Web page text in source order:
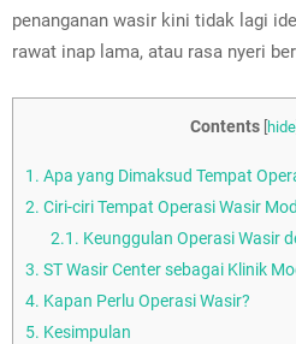
penanganan wasir kini tidak lagi
rawat inap lama, atau rasa nyeri
Contents hide]
1. Apa yang Dimaksud Tempat
2. Ciri-ciri Tempat Operasi Wasir
2.1. Keunggulan Operasi Wasir
3. ST Wasir Center sebagai Klinik
4. Kapan Perlu Operasi Wasir?
5. Kesimpulan